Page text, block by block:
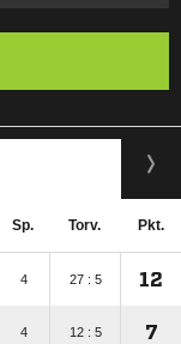
Sp. Torv. Pkt.
4 27 : 5 12
4 12 : 5 7